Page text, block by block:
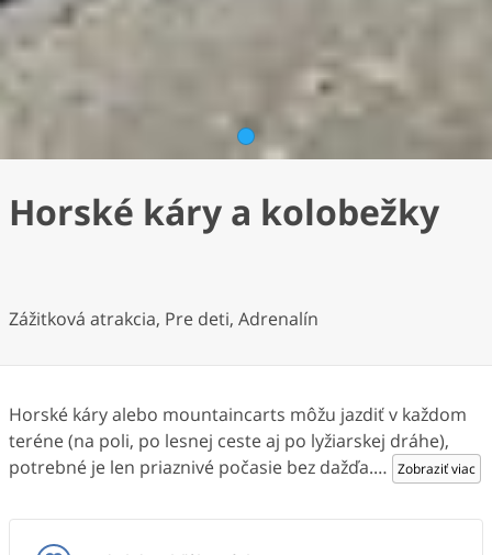
1
Horské káry a kolobežky
Zážitková atrakcia, Pre deti, Adrenalín
Horské káry alebo mountaincarts môžu jazdiť v každom
teréne (na poli, po lesnej ceste aj po lyžiarskej dráhe),
potrebné je len priaznivé počasie bez dažďa.… Zobraziť viac